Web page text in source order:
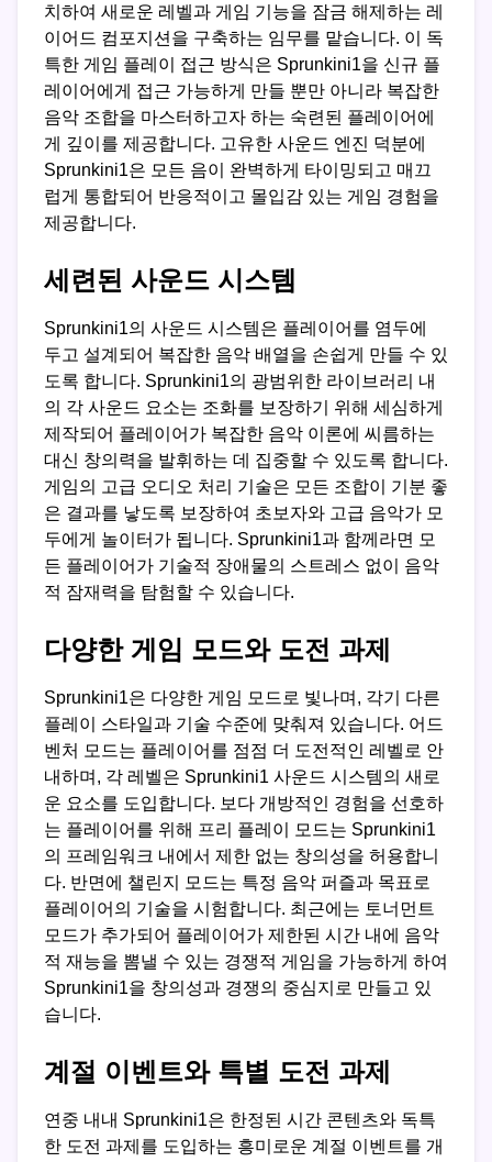
치하여 새로운 레벨과 게임 기능을 잠금 해제하는 레
이어드 컴포지션을 구축하는 임무를 맡습니다. 이 독
특한 게임 플레이 접근 방식은 Sprunkini1을 신규 플
레이어에게 접근 가능하게 만들 뿐만 아니라 복잡한
음악 조합을 마스터하고자 하는 숙련된 플레이어에
게 깊이를 제공합니다. 고유한 사운드 엔진 덕분에
Sprunkini1은 모든 음이 완벽하게 타이밍되고 매끄
럽게 통합되어 반응적이고 몰입감 있는 게임 경험을
제공합니다.
세련된 사운드 시스템
Sprunkini1의 사운드 시스템은 플레이어를 염두에
두고 설계되어 복잡한 음악 배열을 손쉽게 만들 수 있
도록 합니다. Sprunkini1의 광범위한 라이브러리 내
의 각 사운드 요소는 조화를 보장하기 위해 세심하게
제작되어 플레이어가 복잡한 음악 이론에 씨름하는
대신 창의력을 발휘하는 데 집중할 수 있도록 합니다.
게임의 고급 오디오 처리 기술은 모든 조합이 기분 좋
은 결과를 낳도록 보장하여 초보자와 고급 음악가 모
두에게 놀이터가 됩니다. Sprunkini1과 함께라면 모
든 플레이어가 기술적 장애물의 스트레스 없이 음악
적 잠재력을 탐험할 수 있습니다.
다양한 게임 모드와 도전 과제
Sprunkini1은 다양한 게임 모드로 빛나며, 각기 다른
플레이 스타일과 기술 수준에 맞춰져 있습니다. 어드
벤처 모드는 플레이어를 점점 더 도전적인 레벨로 안
내하며, 각 레벨은 Sprunkini1 사운드 시스템의 새로
운 요소를 도입합니다. 보다 개방적인 경험을 선호하
는 플레이어를 위해 프리 플레이 모드는 Sprunkini1
의 프레임워크 내에서 제한 없는 창의성을 허용합니
다. 반면에 챌린지 모드는 특정 음악 퍼즐과 목표로
플레이어의 기술을 시험합니다. 최근에는 토너먼트
모드가 추가되어 플레이어가 제한된 시간 내에 음악
적 재능을 뽐낼 수 있는 경쟁적 게임을 가능하게 하여
Sprunkini1을 창의성과 경쟁의 중심지로 만들고 있
습니다.
계절 이벤트와 특별 도전 과제
연중 내내 Sprunkini1은 한정된 시간 콘텐츠와 독특
한 도전 과제를 도입하는 흥미로운 계절 이벤트를 개